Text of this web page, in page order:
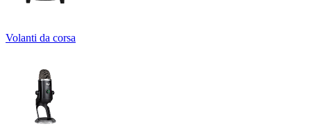
Volanti da corsa